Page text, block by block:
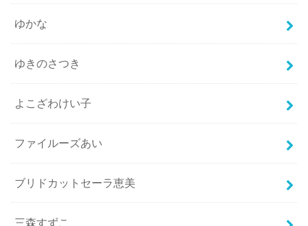
ゆかな
ゆきのさつき
よこざわけい子
ファイルーズあい
ブリドカットセーラ恵美
三森すずこ